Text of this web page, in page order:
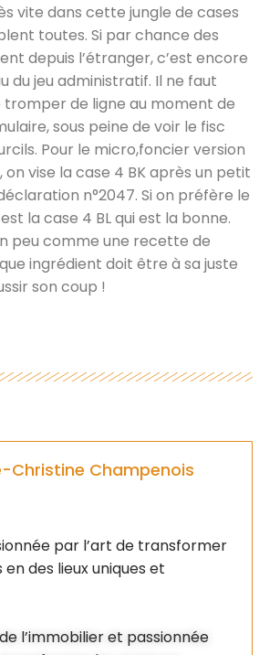
vite dans cette jungle de cases
toutes. Si par chance des
depuis l’étranger, c’est encore
du jeu administratif. Il ne faut
tromper de ligne au moment de
sous peine de voir le fisc
Pour le micro,foncier version
vise la case 4 BK après un petit
n°2047. Si on préfère le
la case 4 BL qui est la bonne.
peu comme une recette de
ingrédient doit être à sa juste
son coup !
Christine Champenois
par l’art de transformer
des lieux uniques et
l’immobilier et passionnée